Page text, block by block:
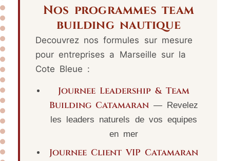
Nos programmes team
building nautique
Decouvrez nos formules sur mesure
pour entreprises a Marseille sur la
Cote Bleue :
Journee Leadership & Team
Building Catamaran— Revelez
les leaders naturels de vos equipes
en mer
Journee Client VIP Catamaran